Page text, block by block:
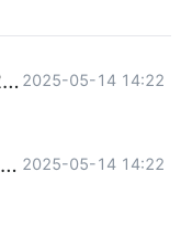
【产品选型表】USR-DR206-L 2025-05-14 14:22
【产品选型对比表】LoRa组网 2025-05-14 14:22